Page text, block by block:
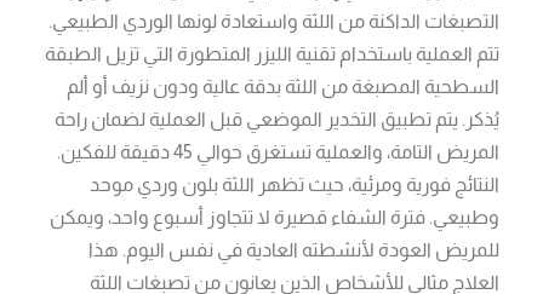
التصبغات الداكنة من اللثة واستعادة لونها الوردي الطبيعي.
تتم العملية باستخدام تقنية الليزر المتطورة التي تزيل الطبقة
السطحية المصبغة من اللثة بدقة عالية ودون نزيف أو ألم
يُذكر. يتم تطبيق التخدير الموضعي قبل العملية لضمان راحة
المريض التامة، والعملية تستغرق حوالي 45 دقيقة للفكين.
النتائج فورية ومرئية، حيث تظهر اللثة بلون وردي موحد
وطبيعي. فترة الشفاء قصيرة لا تتجاوز أسبوع واحد، ويمكن
للمريض العودة لأنشطته العادية في نفس اليوم. هذا
العلاج مثالي للأشخاص الذين يعانون من تصبغات اللثة